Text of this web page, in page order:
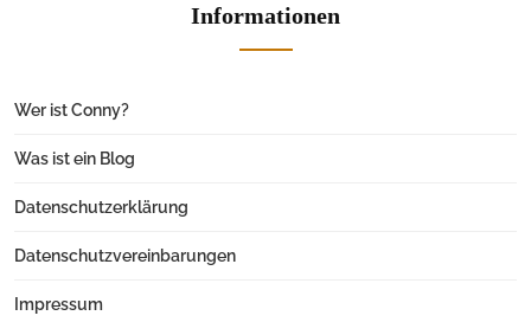
Informationen
Wer ist Conny?
Was ist ein Blog
Datenschutzerklärung
Datenschutzvereinbarungen
Impressum